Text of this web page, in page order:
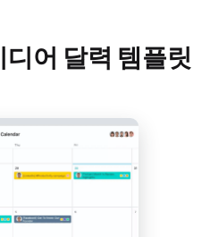
어 달력 템플릿